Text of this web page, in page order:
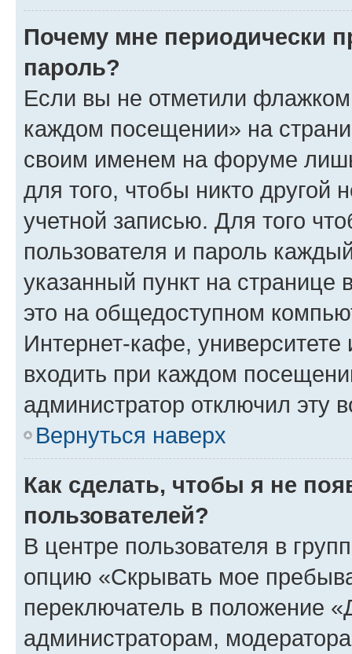
Почему мне периодически
пароль?
Если вы не отметили флажком
каждом посещении» на
своим именем на форуме
для того, чтобы никто другой
учетной записью. Для того
пользователя и пароль
указанный пункт на
это на общедоступном
Интернет-кафе, университете
входить при каждом
администратор отключил эту
Вернуться наверх
Как сделать, чтобы я не
пользователей?
В центре пользователя в
опцию «Скрывать мое
переключатель в положение
администраторам,